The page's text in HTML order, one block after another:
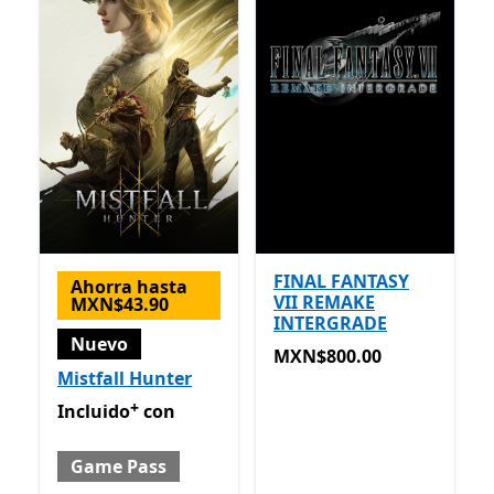
Ahorra hasta
MXN$43.90
Nuevo
Mistfall Hunter
Incluido con Game Pass
Incluido+ con
Game Pass
FINAL FANTASY
VII REMAKE
INTERGRADE
MXN$800.00
MXN$800.00